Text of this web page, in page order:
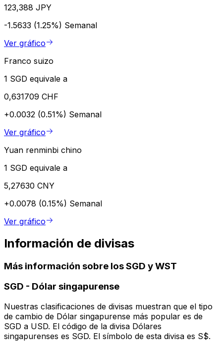
123,388 JPY
-1.5633 (1.25%) Semanal
Ver gráfico
Franco suizo
1 SGD equivale a
0,631709 CHF
+0.0032 (0.51%) Semanal
Ver gráfico
Yuan renminbi chino
1 SGD equivale a
5,27630 CNY
+0.0078 (0.15%) Semanal
Ver gráfico
Información de divisas
Más información sobre los SGD y WST
SGD - Dólar singapurense
Nuestras clasificaciones de divisas muestran que el tipo
de cambio de Dólar singapurense más popular es de
SGD a USD. El código de la divisa Dólares
singapurenses es SGD. El símbolo de esta divisa es S$.